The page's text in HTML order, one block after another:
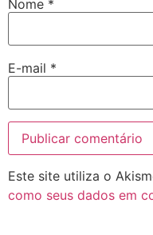
Nome *
E-mail *
Este site utiliza o
como seus dados em